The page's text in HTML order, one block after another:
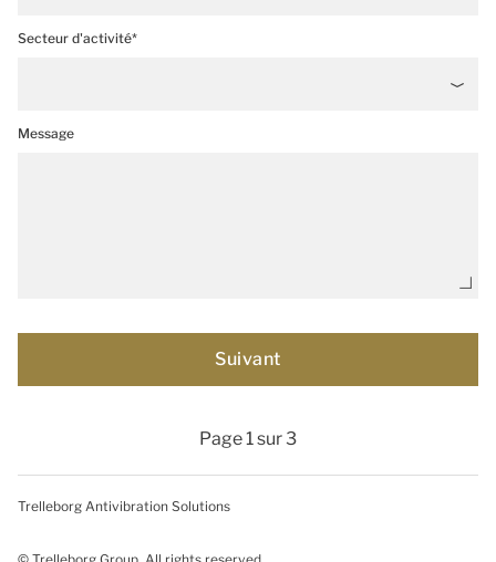
Secteur d'activité*
Message
Page 1 sur 3
Trelleborg Antivibration Solutions